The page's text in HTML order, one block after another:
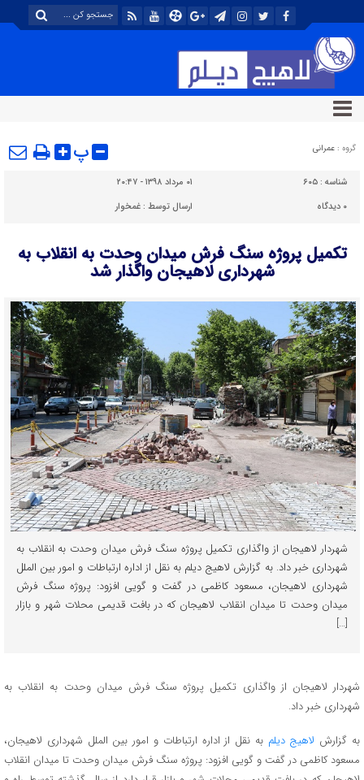
گروه : عمرانی پ
شناسه : ۶۰۵
۰۱ مرداد ۱۳۹۸ - ۲۰:۴۷
۰ دیدگاه ارسال توسط :غمخوار
تکمیل پروژه سنگ فرش میدان وحدت به انقلاب به
شهرداری لاهیجان واگذار شد
شهردار لاهیجان از واگذاری تکمیل پروژه سنگ فرش میدان وحدت به انقلاب به
شهرداری خبر داد. به گزارش لاهیج دیلم به نقل از اداره ارتباطات و امور بین الملل
شهرداری لاهیجان، مسعود کاظمی در گفت و گویی افزود: پروژه سنگ فرش
میدان وحدت تا میدان انقلاب لاهیجان که در بافت قدیمی محلات شهر و بازار
[…]
شهردار لاهیجان از واگذاری تکمیل پروژه سنگ فرش میدان وحدت به انقلاب به
شهرداری خبر داد.
به گزارش لاهیج دیلم به نقل از اداره ارتباطات و امور بین الملل شهرداری لاهیجان،
مسعود کاظمی در گفت و گویی افزود: پروژه سنگ فرش میدان وحدت تا میدان انقلاب